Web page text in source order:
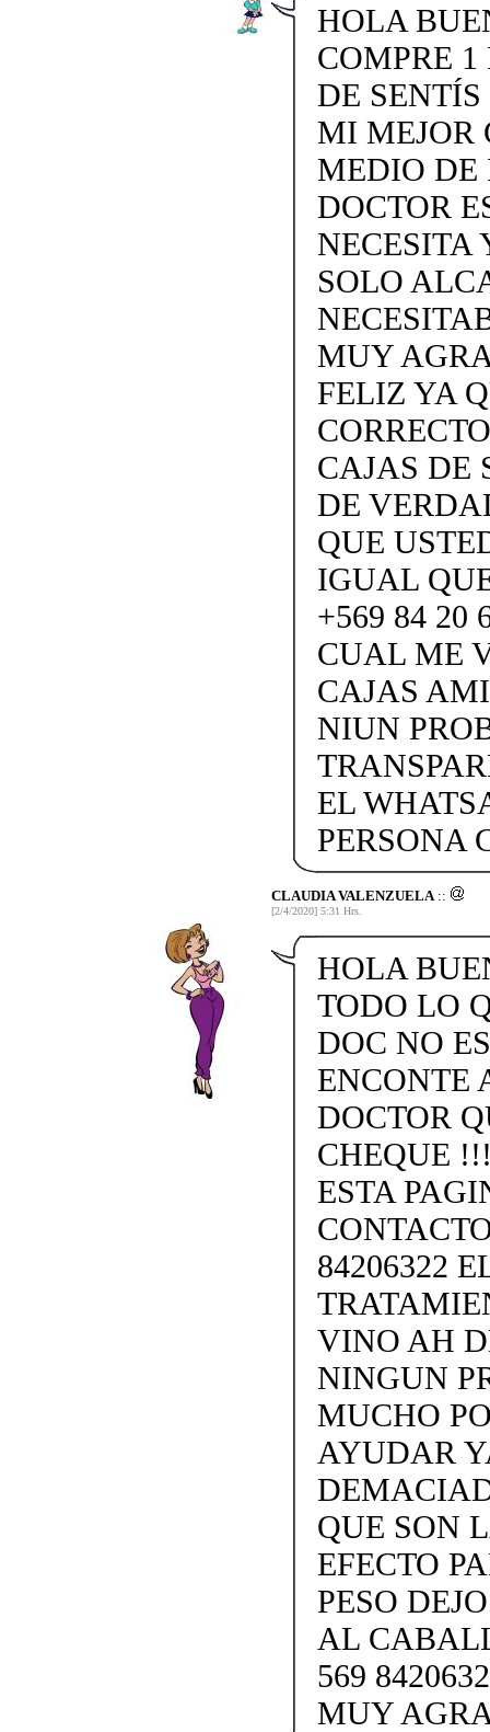
HOLA
COMPRE 1
DE
MI MEJOR
MEDIO DE
DOCTOR
NECESITA
SOLO
MUY
FELIZ YA
CAJAS DE
DE
QUE
IGUAL
+569 84 20
CUAL ME
CAJAS
NIUN
EL
PERSONA
CLAUDIA VALENZUELA::
[2/4/2020] 5:31 Hrs.
HOLA
TODO LO
DOC NO
ENCONTE
DOCTOR
CHEQUE
ESTA
84206322
VINO AH
NINGUN
MUCHO
AYUDAR
QUE SON
EFECTO
PESO
AL
569
MUY